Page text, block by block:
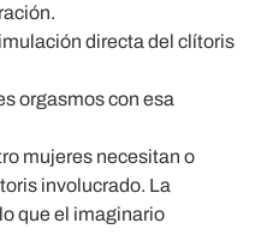
directa del clítoris
orgasmos con esa
mujeres necesitan o
involucrado. La
que el imaginario